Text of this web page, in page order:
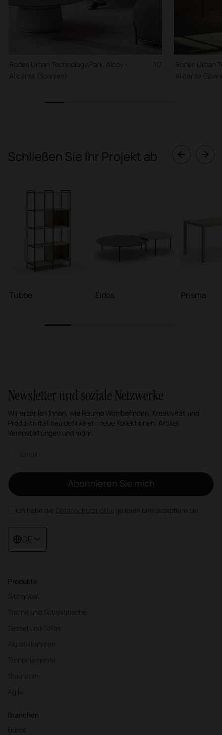
Rodes Urban Technology Park. Alcoy -
Alicante (Spanien)
1/7
Rodes Urban
Alicante
Schließen Sie Ihr Projekt ab
Tubbe Eidos Prisma
Produkte
Sitzmöbel
Tische und Schreibtische
Sessel und Sofas
Akustikkabinen
Trennelemente
Stauraum
Agile
Branchen
Büros
Newsletter und soziale Netzwerke
Wir erzählen Ihnen, wie Räume Wohlbefinden, Kreativität und
Produktivität neu definieren: neue Kollektionen, Artikel,
Veranstaltungen und mehr.
Abonnieren Sie mich
Ich habe die Datenschutzpolitik gelesen und akzeptiere sie
DE